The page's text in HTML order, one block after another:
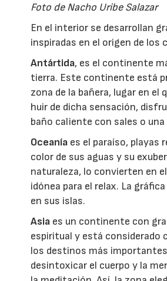
Foto de Nacho Uribe Salazar
En el interior se desarrollan
inspiradas en el origen de los
Antártida, es el continente
tierra. Este continente está
zona de la bañera, lugar en el
huir de dicha sensación,
baño caliente con sales o una
Oceanía es el paraíso, playas
color de sus aguas y su
naturaleza, lo convierten en
idónea para el relax. La
en sus islas.
Asia es un continente con
espiritual y está considerado
los destinos más
desintoxicar el cuerpo y la